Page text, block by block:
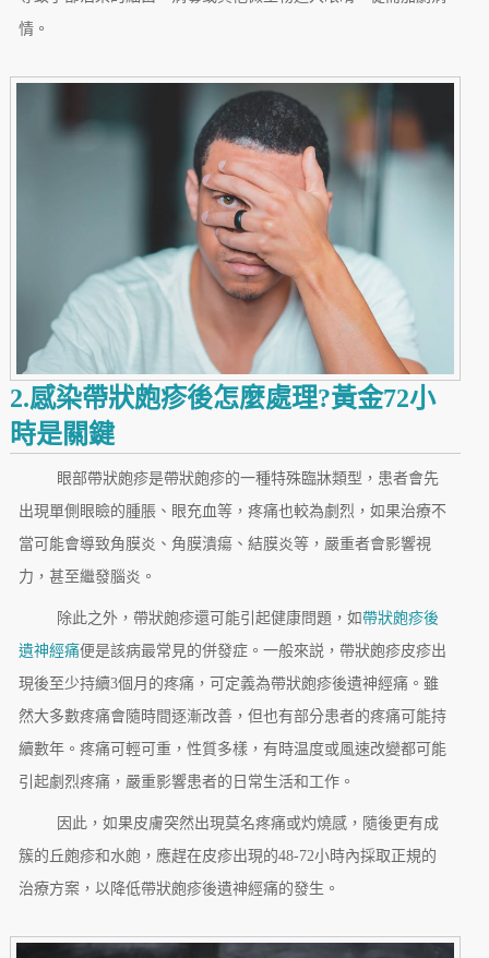
情。
2.感染帶狀皰疹後怎麼處理?黃金72小
時是關鍵
眼部帶狀皰疹是帶狀皰疹的一種特殊臨牀類型，患者會先
出現單側眼瞼的腫脹、眼充血等，疼痛也較為劇烈，如果治療不
當可能會導致角膜炎、角膜潰瘍、結膜炎等，嚴重者會影響視
力，甚至繼發腦炎。
除此之外，帶狀皰疹還可能引起健康問題，如帶狀皰疹後
遺神經痛便是該病最常見的併發症。一般來説，帶狀皰疹皮疹出
現後至少持續3個月的疼痛，可定義為帶狀皰疹後遺神經痛。雖
然大多數疼痛會隨時間逐漸改善，但也有部分患者的疼痛可能持
續數年。疼痛可輕可重，性質多樣，有時温度或風速改變都可能
引起劇烈疼痛，嚴重影響患者的日常生活和工作。
因此，如果皮膚突然出現莫名疼痛或灼燒感，隨後更有成
簇的丘皰疹和水皰，應趕在皮疹出現的48-72小時內採取正規的
治療方案，以降低帶狀皰疹後遺神經痛的發生。